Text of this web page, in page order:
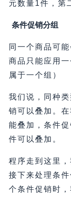
元数量1件，第
条件促销分组
同一个商品可
商品只能应用
属于一个组）
我们说，同种
销可以叠加。
能叠加，条件
件可以叠加。
程序走到这里
接下来处理条
个条件促销时，